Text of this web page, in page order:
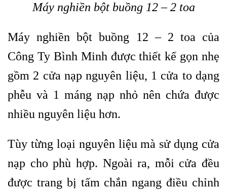
Máy nghiền bột buồng 12 – 2 toa
Máy nghiền bột buồng 12 – 2 toa của
Công Ty Bình Minh được thiết kế gọn nhẹ
gồm 2 cửa nạp nguyên liệu, 1 cửa to dạng
phễu và 1 máng nạp nhỏ nên chứa được
nhiều nguyên liệu hơn.
Tùy từng loại nguyên liệu mà sử dụng cửa
nạp cho phù hợp. Ngoài ra, mỗi cửa đều
được trang bị tấm chắn ngang điều chỉnh